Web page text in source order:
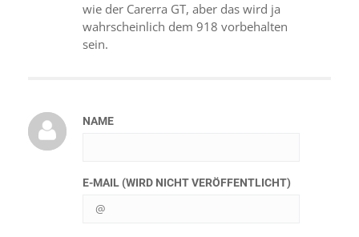
wie der Carerra GT, aber das wird ja
wahrscheinlich dem 918 vorbehalten
sein.
NAME
E-MAIL (WIRD NICHT VERÖFFENTLICHT)